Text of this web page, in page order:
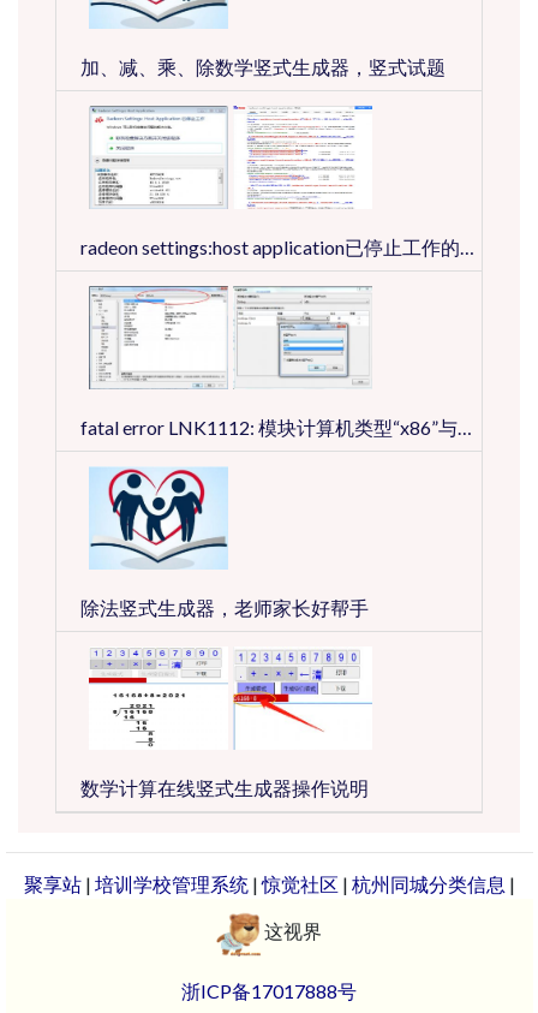
加、减、乘、除数学竖式生成器，竖式试题
radeon settings:host application已停止工作的正确处理方法
fatal error LNK1112: 模块计算机类型“x86”与目标计算机类型“x64”冲突
除法竖式生成器，老师家长好帮手
数学计算在线竖式生成器操作说明
聚享站| 培训学校管理系统|惊觉社区 | 杭州同城分类信息 |
这视界
浙ICP备17017888号